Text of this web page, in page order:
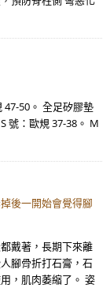
47-50。 全足矽膠墊
號：歐規 37-38。 M
後一開始會覺得腳
戴著，長期下來離
腳骨折打石膏，石
，肌肉萎縮了。 姿